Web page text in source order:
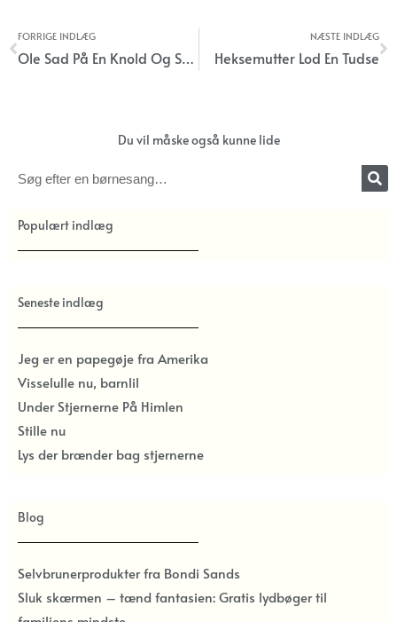
Tidligere
FORRIGE INDLÆG
Ole Sad På En Knold Og Sang
NÆSTE INDLÆG
Heksemutter Lod En Tudse
Du vil måske også kunne lide
Søg
Populært indlæg
Seneste indlæg
Jeg er en papegøje fra Amerika
Visselulle nu, barnlil
Under Stjernerne På Himlen
Stille nu
Lys der brænder bag stjernerne
Blog
Selvbrunerprodukter fra Bondi Sands
Sluk skærmen – tænd fantasien: Gratis lydbøger til